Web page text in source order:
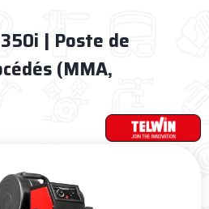
| Poste de
(MMA,